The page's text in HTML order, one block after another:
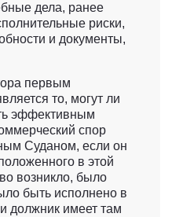
дела, ранее
риски,
и документы,
первым
то, могут ли
эффективным
спор
Суданом, если он
в этой
возникло, было
быть исполнено в
должник имеет там